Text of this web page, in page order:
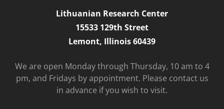
Lithuanian Research Center
15533 129th Street
Lemont, Illinois 60439
We are open Monday through Thursday, 10 am to 4
pm, and Fridays by appointment. Please contact us
in advance if you wish to visit.